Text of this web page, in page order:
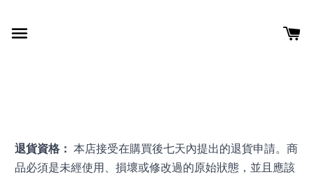
退貨資格： 本店接受在購買後七天內提出的退貨申請。商
品必須是未經使用、損壞或修改過的原始狀態，並且應該